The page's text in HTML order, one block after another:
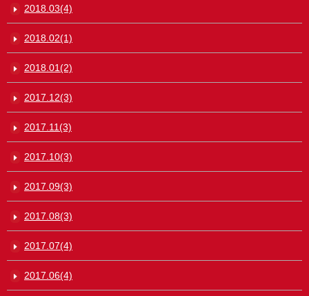
2018.03(4)
2018.02(1)
2018.01(2)
2017.12(3)
2017.11(3)
2017.10(3)
2017.09(3)
2017.08(3)
2017.07(4)
2017.06(4)